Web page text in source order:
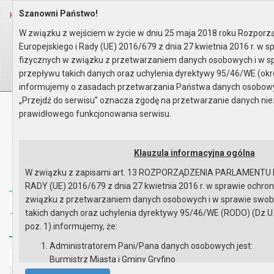
Home Prawo lokalne
Wyszukaj na stronie:
A A A
Biuletyn Informacji Publicznej
Strona główna Mapa serwisu Aktualności
Redakcja Instrukcja korzystania
Strona główna
Szanowni Państwo!
W związku z wejściem w życie w dniu 25 maja 2018 roku
Europejskiego i Rady (UE) 2016/679 z dnia 27 kwietnia 2016 r. w
fizycznych w związku z przetwarzaniem danych osobowych i w
przepływu takich danych oraz uchylenia dyrektywy 95/46/WE
informujemy o zasadach przetwarzania Państwa danych
„Przejdź do serwisu” oznacza zgodę na przetwarzanie danych
prawidłowego funkcjonowania serwisu.
Klauzula informacyjna ogólna
W związku z zapisami art. 13 ROZPORZĄDZENIA PARLAMENTU
RADY (UE) 2016/679 z dnia 27 kwietnia 2016 r. w sprawie
związku z przetwarzaniem danych osobowych i w sprawie
takich danych oraz uchylenia dyrektywy 95/46/WE (RODO)
poz. 1) informujemy, że:
Administratorem Pani/Pana danych osobowych jest:
Burmistrz Miasta i Gminy Gryfino